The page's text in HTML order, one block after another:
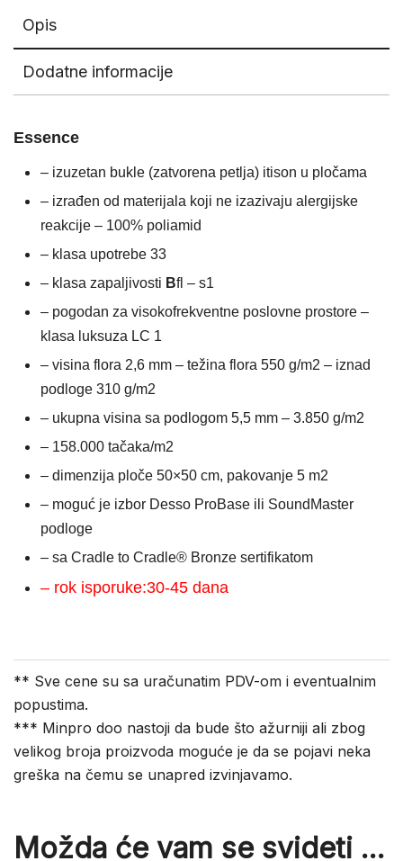
Opis
Dodatne informacije
Essence
– izuzetan bukle (zatvorena petlja) itison u pločama
– izrađen od materijala koji ne izazivaju alergijske
reakcije – 100% poliamid
– klasa upotrebe 33
– klasa zapaljivosti Bfl – s1
– pogodan za visokofrekventne poslovne prostore –
klasa luksuza LC 1
– visina flora 2,6 mm – težina flora 550 g/m2 – iznad
podloge 310 g/m2
– ukupna visina sa podlogom 5,5 mm – 3.850 g/m2
– 158.000 tačaka/m2
– dimenzija ploče 50×50 cm, pakovanje 5 m2
– moguć je izbor Desso ProBase ili SoundMaster
podloge
– sa Cradle to Cradle® Bronze sertifikatom
– rok isporuke:30-45 dana
** Sve cene su sa uračunatim PDV-om i eventualnim
popustima.
*** Minpro doo nastoji da bude što ažurniji ali zbog
velikog broja proizvoda moguće je da se pojavi neka
greška na čemu se unapred izvinjavamo.
Možda će vam se svideti …